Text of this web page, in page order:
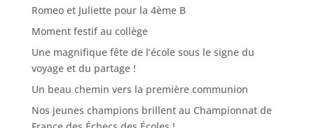
Romeo et Juliette pour la 4ème B
Moment festif au collège
Une magnifique fête de l’école sous le signe du
voyage et du partage !
Un beau chemin vers la première communion
Nos jeunes champions brillent au Championnat de